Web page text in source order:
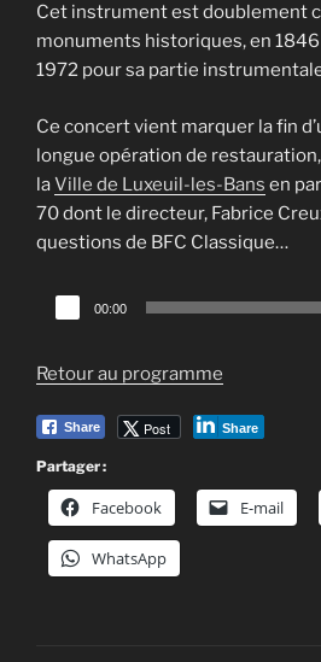
Cet instrument est doublement
monuments historiques, en
1972 pour sa partie
Ce concert vient marquer la fin
longue opération de
laVille de Luxeuil-les-Bans en
70 dont le directeur, Fabrice
questions de BFC Classique…
Lecteur
audio
00:00
Retour au programme
Share Post Share
Partager :
Facebook E-mail
WhatsApp